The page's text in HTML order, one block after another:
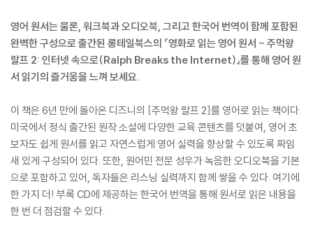
영어 원서는 물론, 워크북과 오디오북, 그리고 한국어 번역이 함께 포함된
완벽한 구성으로 출간된 롱테일북스의 『영화로 읽는 영어 원서 - 주먹왕
랄프 2: 인터넷 속으로(Ralph Breaks the Internet)』를 통해 영어 원
서 읽기의 즐거움을 느껴 보세요.
이 책은 6년 만에 돌아온 디즈니의 [주먹왕 랄프 2]를 영어로 읽는 책이다.
미국에서 정식 출간된 원작 소설에 다양한 교육 콘텐츠를 덧붙여, 영어 초
보자도 쉽게 원서를 읽고 자연스럽게 영어 실력을 향상할 수 있도록 짜임
새 있게 구성되어 있다. 또한, 원어민 전문 성우가 녹음한 오디오북을 기본
으로 포함하고 있어, 독자들은 리스닝 실력까지 함께 쌓을 수 있다. 여기에
한 가지 더! 부록 CD에 제공하는 한국어 번역을 통해 원서로 읽은 내용을
한 번 더 점검할 수 있다.